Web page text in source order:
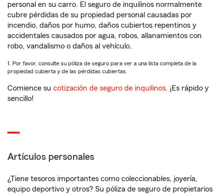
personal en su carro. El seguro de inquilinos normalmente
cubre pérdidas de su propiedad personal causadas por
incendio, daños por humo, daños cubiertos repentinos y
accidentales causados por agua, robos, allanamientos con
robo, vandalismo o daños al vehículo.
1. Por favor, consulte su póliza de seguro para ver a una lista completa de la
propiedad cubierta y de las pérdidas cubiertas.
Comience su cotización de seguro de inquilinos. ¡Es rápido y
sencillo!
Artículos personales
¿Tiene tesoros importantes como coleccionables, joyería,
equipo deportivo y otros? Su póliza de seguro de propietarios